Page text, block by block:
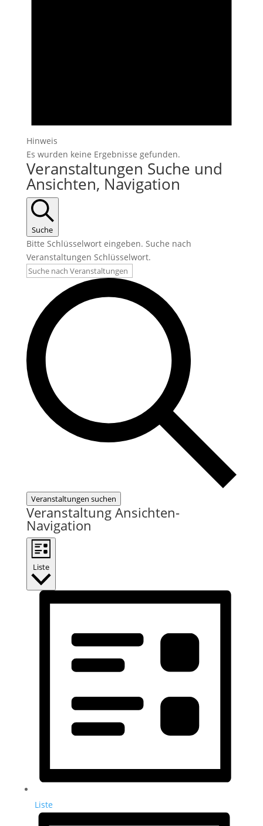
Hinweis
Es wurden keine Ergebnisse gefunden.
Veranstaltungen Suche und
Ansichten, Navigation
Suche
Bitte Schlüsselwort eingeben. Suche nach
Veranstaltungen Schlüsselwort.
Veranstaltungen suchen
Veranstaltung Ansichten-
Navigation
Liste
Liste